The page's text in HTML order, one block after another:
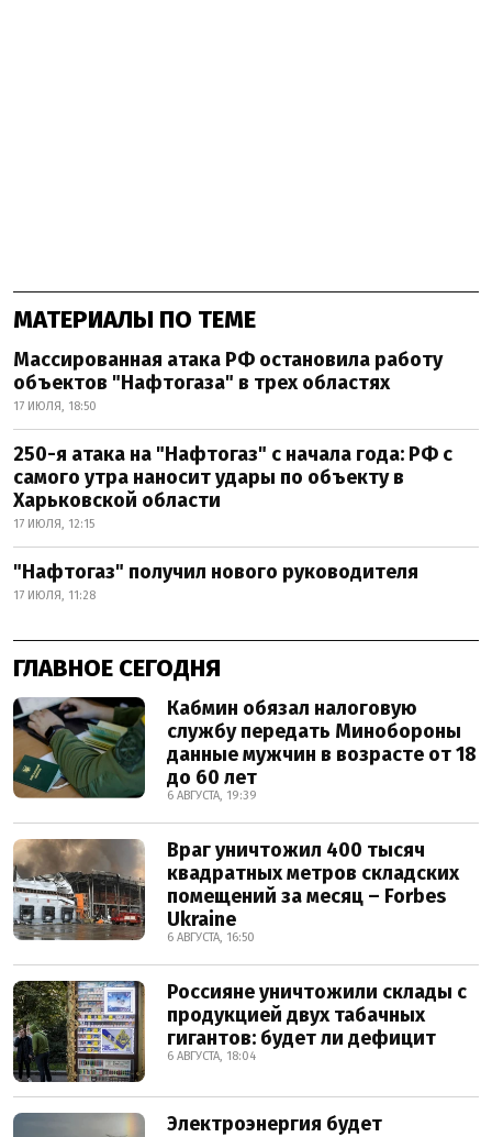
МАТЕРИАЛЫ ПО ТЕМЕ
Массированная атака РФ остановила работу
объектов "Нафтогаза" в трех областях
17 ИЮЛЯ, 18:50
250-я атака на "Нафтогаз" с начала года: РФ с
самого утра наносит удары по объекту в
Харьковской области
17 ИЮЛЯ, 12:15
"Нафтогаз" получил нового руководителя
17 ИЮЛЯ, 11:28
ГЛАВНОЕ СЕГОДНЯ
Кабмин обязал налоговую
службу передать Минобороны
данные мужчин в возрасте от 18
до 60 лет
6 АВГУСТА, 19:39
Враг уничтожил 400 тысяч
квадратных метров складских
помещений за месяц – Forbes
Ukraine
6 АВГУСТА, 16:50
Россияне уничтожили склады с
продукцией двух табачных
гигантов: будет ли дефицит
6 АВГУСТА, 18:04
Электроэнергия будет